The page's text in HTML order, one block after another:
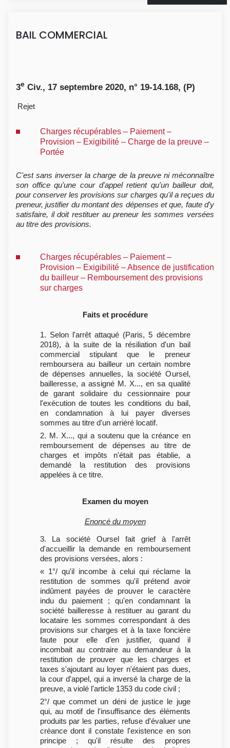
BAIL COMMERCIAL
3e Civ., 17 septembre 2020, n° 19-14.168, (P)
Rejet
Charges récupérables – Paiement –
Provision – Exigibilité – Charge de la preuve –
Portée
C'est sans inverser la charge de la preuve ni méconnaître
son office qu'une cour d'appel retient qu'un bailleur doit,
pour conserver les provisions sur charges qu'il a reçues du
preneur, justifier du montant des dépenses et que, faute d'y
satisfaire, il doit restituer au preneur les sommes versées
au titre des provisions.
Charges récupérables – Paiement –
Provision – Exigibilité – Absence de justification
du bailleur – Remboursement des provisions
sur charges
Faits et procédure
1. Selon l'arrêt attaqué (Paris, 5 décembre
2018), à la suite de la résiliation d'un bail
commercial stipulant que le preneur
remboursera au bailleur un certain nombre
de dépenses annuelles, la société Oursel,
bailleresse, a assigné M. X..., en sa qualité
de garant solidaire du cessionnaire pour
l'exécution de toutes les conditions du bail,
en condamnation à lui payer diverses
sommes au titre d'un arriéré locatif.
2. M. X..., qui a soutenu que la créance en
remboursement de dépenses au titre de
charges et impôts n'était pas établie, a
demandé la restitution des provisions
appelées à ce titre.
Examen du moyen
Enoncé du moyen
3. La société Oursel fait grief à l'arrêt
d'accueillir la demande en remboursement
des provisions versées, alors :
« 1°/ qu'il incombe à celui qui réclame la
restitution de sommes qu'il prétend avoir
indûment payées de prouver le caractère
indu du paiement ; qu'en condamnant la
société bailleresse à restituer au garant du
locataire les sommes correspondant à des
provisions sur charges et à la taxe foncière
faute pour elle d'en justifier, quand il
incombait au contraire au demandeur à la
restitution de prouver que les charges et
taxes s'ajoutant au loyer n'étaient pas dues,
la cour d'appel, qui a inversé la charge de la
preuve, a violé l'article 1353 du code civil ;
2°/ que commet un déni de justice le juge
qui, au motif de l'insuffisance des éléments
produits par les parties, refuse d'évaluer une
créance dont il constate l'existence en son
principe ; qu'il résulte des propres